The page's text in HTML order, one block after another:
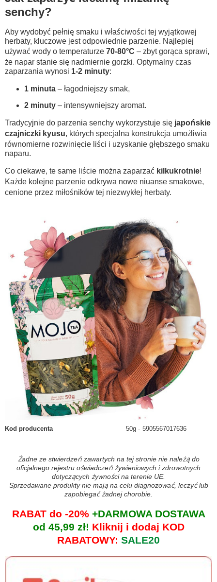
senchy?
Aby wydobyć pełnię smaku i właściwości tej wyjątkowej
herbaty, kluczowe jest odpowiednie parzenie. Najlepiej
używać wody o temperaturze 70-80°C – zbyt gorąca sprawi,
że napar stanie się nadmiernie gorzki. Optymalny czas
zaparzania wynosi 1-2 minuty:
1 minuta – łagodniejszy smak,
2 minuty – intensywniejszy aromat.
Tradycyjnie do parzenia senchy wykorzystuje się japońskie
czajniczki kyusu, których specjalna konstrukcja umożliwia
równomierne rozwinięcie liści i uzyskanie głębszego smaku
naparu.
Co ciekawe, te same liście można zaparzać kilkukrotnie!
Każde kolejne parzenie odkrywa nowe niuanse smakowe,
cenione przez miłośników tej niezwykłej herbaty.
Kod producenta 50g 5905567017636
Żadne ze stwierdzeń zawartych na tej stronie nie należą do
oficjalnego rejestru oświadczeń żywieniowych i zdrowotnych
dotyczących żywności na terenie UE.
Sprzedawane produkty nie mają na celu diagnozować, leczyć lub
zapobiegać żadnej chorobie.
RABAT do -20%+DARMOWA DOSTAWA
od 45,99 zł! Kliknij i dodaj KOD
RABATOWY: SALE20